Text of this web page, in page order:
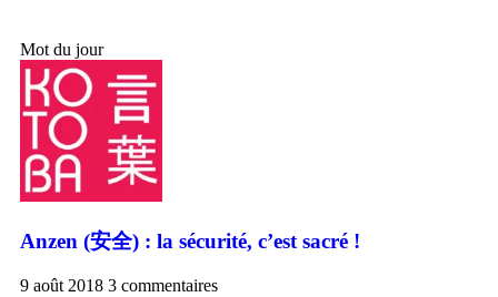
Mot du jour
Anzen (安全) : la sécurité, c’est sacré !
9 août 2018 3 commentaires